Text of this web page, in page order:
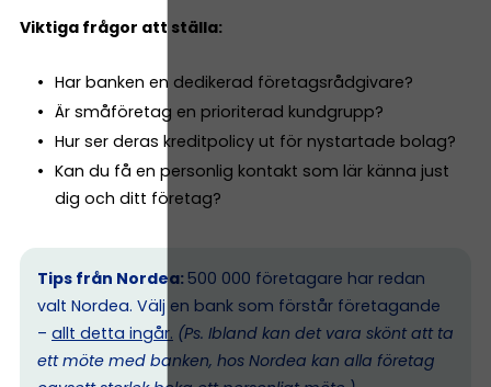
Viktiga frågor att ställa:
Har banken en dedikerad företagsrådgivare?
Är småföretag en prioriterad kundgrupp?
Hur ser deras kreditpolicy ut för nystartade bolag?
Kan du få en personlig kontakt som lär känna just
dig och ditt företag?
Tips från Nordea: 500 000 företagare har redan
valt Nordea. Välj en bank som förstår företagande
– allt detta ingår. (Ps. Ibland kan det vara skönt att ta
ett möte med banken, hos Nordea kan alla företag